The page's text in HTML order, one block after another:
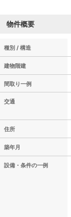
物件概要
種別 / 構造
建物階建
間取り一例
交通
住所
築年月
設備・条件の一例